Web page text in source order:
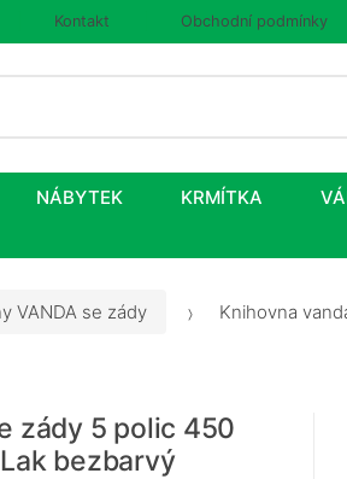
Kontakt Obchodní podmínky
NÁBYTEK KRMÍTKA
VANDA se zády
Knihovna
zády 5 polic 450
bezbarvý